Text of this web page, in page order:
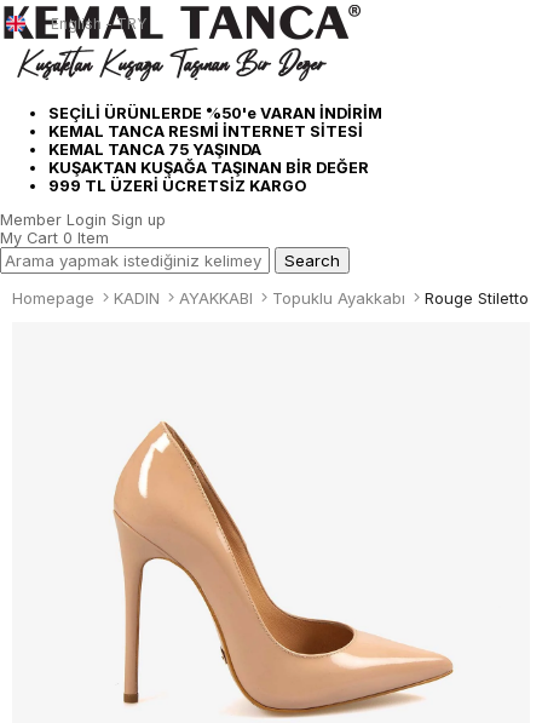
SEÇİLİ ÜRÜNLERDE %50'e VARAN İNDİRİM
KEMAL TANCA RESMİ İNTERNET SİTESİ
KEMAL TANCA 75 YAŞINDA
KUŞAKTAN KUŞAĞA TAŞINAN BİR DEĞER
999 TL ÜZERİ ÜCRETSİZ KARGO
English - TRY
Member Login Sign up
My Cart 0 Item
Homepage KADIN AYAKKABI Topuklu Ayakkabı Rouge Stiletto